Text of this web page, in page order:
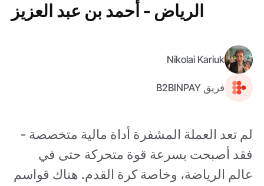
الرياض - أحمد بن عبد العزيز
Nikolai Kariuk
فريق B2BINPAY
لم تعد العملة المشفرة أداة مالية متخصصة -
فقد أصبحت بسرعة قوة متحركة حتى في
عالم الرياضة، وخاصة كرة القدم. هناك قواسم